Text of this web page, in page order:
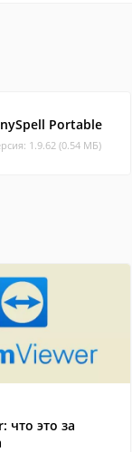
Portable
1.9.62 (0.54 МБ)
что это за